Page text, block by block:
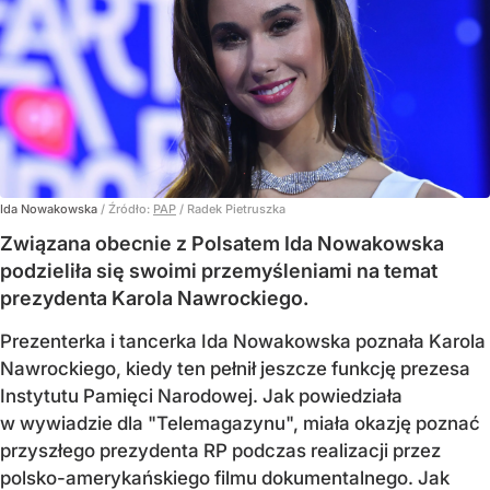
Ida Nowakowska / Źródło: PAP / Radek Pietruszka
Związana obecnie z Polsatem Ida Nowakowska
podzieliła się swoimi przemyśleniami na temat
prezydenta Karola Nawrockiego.
Prezenterka i tancerka Ida Nowakowska poznała Karola
Nawrockiego, kiedy ten pełnił jeszcze funkcję prezesa
Instytutu Pamięci Narodowej. Jak powiedziała
w wywiadzie dla "Telemagazynu", miała okazję poznać
przyszłego prezydenta RP podczas realizacji przez
polsko-amerykańskiego filmu dokumentalnego. Jak